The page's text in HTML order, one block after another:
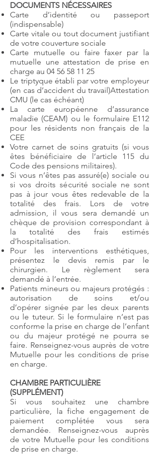
DOCUMENTS NÉCESSAIRES
Carte d’identité ou passeport
(indispensable)
Carte vitale ou tout document justifiant
de votre couverture sociale
Carte mutuelle ou faire faxer par la
mutuelle une attestation de prise en
charge au 04 56 58 11 25
Le triptyque établi par votre employeur
(en cas d’accident du travail)Attestation
CMU (le cas échéant)
La carte européenne d’assurance
maladie (CEAM) ou le formulaire E112
pour les résidents non français de la
CEE
Votre carnet de soins gratuits (si vous
êtes bénéficiaire de l’article 115 du
Code des pensions militaires).
Si vous n’êtes pas assuré(e) sociale ou
si vos droits sécurité sociale ne sont
pas à jour vous êtes redevable de la
totalité des frais. Lors de votre
admission, il vous sera demandé un
chèque de provision correspondant à
la totalité des frais estimés
d’hospitalisation.
Pour les interventions esthétiques,
présentez le devis remis par le
chirurgien. Le règlement sera
demandé à l’entrée.
Patients mineurs ou majeurs protégés :
autorisation de soins et/ou
d’opérer signée par les deux parents
ou le tuteur. Si le formulaire n’est pas
conforme la prise en charge de l’enfant
ou du majeur protégé ne pourra se
faire. Renseignez-vous auprès de votre
Mutuelle pour les conditions de prise
en charge.
CHAMBRE PARTICULIÈRE
(SUPPLÉMENT)
Si vous souhaitez une chambre
particulière, la fiche engagement de
paiement complétée vous sera
demandée. Renseignez-vous auprès
de votre Mutuelle pour les conditions
de prise en charge.